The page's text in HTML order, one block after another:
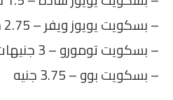
– بسكويت يويوز ويفر – 2.75 جنيه
– بسكويت تومورو – 3 جنيهات
– بسكويت بوو – 3.75 جنيه